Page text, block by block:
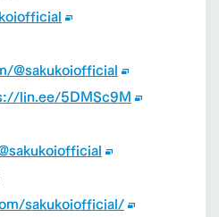
@sakukoiofficial
lin.ee/5DMSc9M
sakukoiofficial/